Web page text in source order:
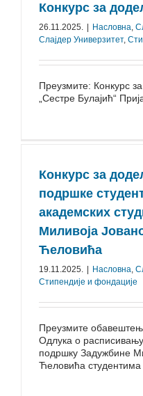
Конкурс за
26.11.2025. Насловна,
Слајдер Универзитет,
Преузмите: Конкурс
„Сестре Булајић“
Конкурс за
подршке
академских
Миливоја
Ћеловића
19.11.2025. Насловна,
Стипендије и фондације
Преузмите
Одлука о
подршку Задужбине
Ћеловића студентима